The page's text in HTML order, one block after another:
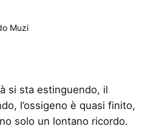
Muzi
si sta estinguendo, il
l’ossigeno è quasi finito,
solo un lontano ricordo.